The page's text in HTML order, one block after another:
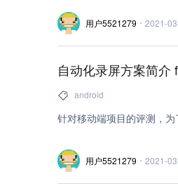
maven (2)
容器镜像
opencv (2)
推荐系统
Web 应用防火墙 (1)
用户5521279 2021-
自动化录屏方案简介
android
针对移动端项目的评测，
用户5521279 2021-